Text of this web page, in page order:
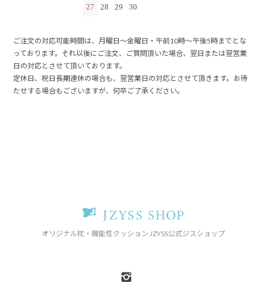
27 28 29 30
ご注文の対応可能時間は、月曜日～金曜日・午前10時～午後5時までとな
っております。それ以後にご注文、ご質問頂いた場合、翌日または翌営業
日の対応とさせて頂いております。
定休日、祝日長期連休の場合も、翌営業日の対応とさせて頂きます。お待
たせする場合もございますが、何卒ご了承ください。
オリジナル枕・機能性クッション JZYSS公式ジスショップ